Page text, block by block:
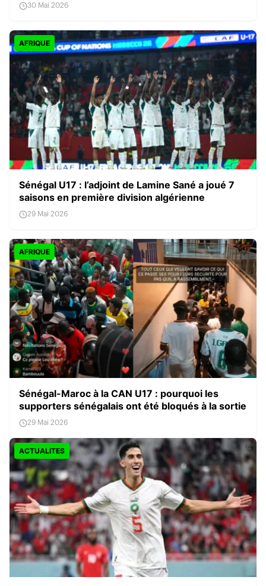
30 Mai 2026
AFRIQUE
Sénégal U17 : l’adjoint de Lamine Sané a joué 7
saisons en première division algérienne
29 Mai 2026
AFRIQUE
Sénégal-Maroc à la CAN U17 : pourquoi les
supporters sénégalais ont été bloqués à la sortie
29 Mai 2026
ACTUALITES